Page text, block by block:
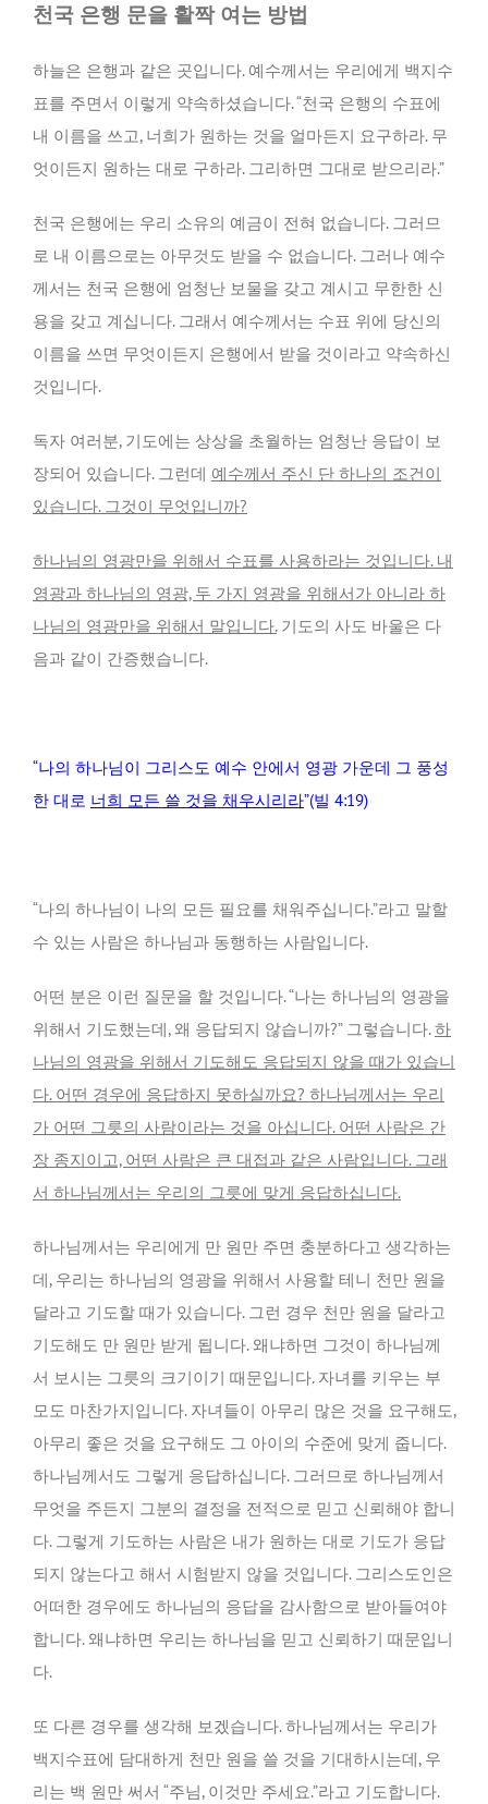
천국 은행 문을 활짝 여는 방법
하늘은 은행과 같은 곳입니다. 예수께서는 우리에게 백지수
표를 주면서 이렇게 약속하셨습니다. “천국 은행의 수표에
내 이름을 쓰고, 너희가 원하는 것을 얼마든지 요구하라. 무
엇이든지 원하는 대로 구하라. 그리하면 그대로 받으리라.”
천국 은행에는 우리 소유의 예금이 전혀 없습니다. 그러므
로 내 이름으로는 아무것도 받을 수 없습니다. 그러나 예수
께서는 천국 은행에 엄청난 보물을 갖고 계시고 무한한 신
용을 갖고 계십니다. 그래서 예수께서는 수표 위에 당신의
이름을 쓰면 무엇이든지 은행에서 받을 것이라고 약속하신
것입니다.
독자 여러분, 기도에는 상상을 초월하는 엄청난 응답이 보
장되어 있습니다. 그런데 예수께서 주신 단 하나의 조건이
있습니다. 그것이 무엇입니까?
하나님의 영광만을 위해서 수표를 사용하라는 것입니다. 내
영광과 하나님의 영광, 두 가지 영광을 위해서가 아니라 하
나님의 영광만을 위해서 말입니다.기도의 사도 바울은 다
음과 같이 간증했습니다.
“나의 하나님이 그리스도 예수 안에서 영광 가운데 그 풍성
한 대로 너희 모든 쓸 것을 채우시리라”(빌 4:19)
“나의 하나님이 나의 모든 필요를 채워주십니다.”라고 말할
수 있는 사람은 하나님과 동행하는 사람입니다.
어떤 분은 이런 질문을 할 것입니다. “나는 하나님의 영광을
위해서 기도했는데, 왜 응답되지 않습니까?” 그렇습니다.하
나님의 영광을 위해서 기도해도 응답되지 않을 때가 있습니
다. 어떤 경우에 응답하지 못하실까요? 하나님께서는 우리
가 어떤 그릇의 사람이라는 것을 아십니다. 어떤 사람은 간
장 종지이고, 어떤 사람은 큰 대접과 같은 사람입니다. 그래
서 하나님께서는 우리의 그릇에 맞게 응답하십니다.
하나님께서는 우리에게 만 원만 주면 충분하다고 생각하는
데, 우리는 하나님의 영광을 위해서 사용할 테니 천만 원을
달라고 기도할 때가 있습니다. 그런 경우 천만 원을 달라고
기도해도 만 원만 받게 됩니다. 왜냐하면 그것이 하나님께
서 보시는 그릇의 크기이기 때문입니다. 자녀를 키우는 부
모도 마찬가지입니다. 자녀들이 아무리 많은 것을 요구해도,
아무리 좋은 것을 요구해도 그 아이의 수준에 맞게 줍니다.
하나님께서도 그렇게 응답하십니다. 그러므로 하나님께서
무엇을 주든지 그분의 결정을 전적으로 믿고 신뢰해야 합니
다. 그렇게 기도하는 사람은 내가 원하는 대로 기도가 응답
되지 않는다고 해서 시험받지 않을 것입니다. 그리스도인은
어떠한 경우에도 하나님의 응답을 감사함으로 받아들여야
합니다. 왜냐하면 우리는 하나님을 믿고 신뢰하기 때문입니
다.
또 다른 경우를 생각해 보겠습니다. 하나님께서는 우리가
백지수표에 담대하게 천만 원을 쓸 것을 기대하시는데, 우
리는 백 원만 써서 “주님, 이것만 주세요.”라고 기도합니다.